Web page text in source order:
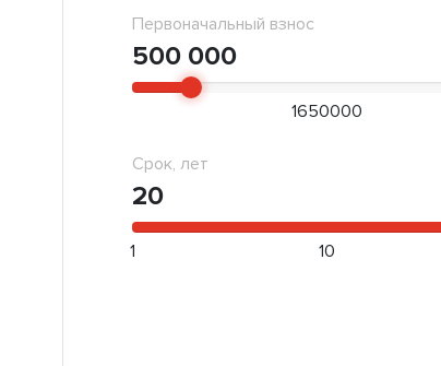
Первоначальный взнос
500 000
1650000
Срок, лет
20
1 10